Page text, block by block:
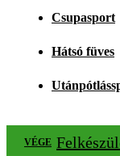
Csupasport
Hátsó füves
VÉGE